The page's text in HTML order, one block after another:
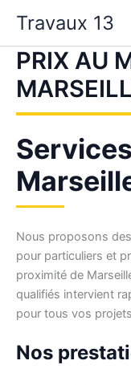
contenu
Travaux 13
PRIX AU
Nous proposons des
pour particuliers et
proximité de
qualifiés intervient
pour tous vos
Nos